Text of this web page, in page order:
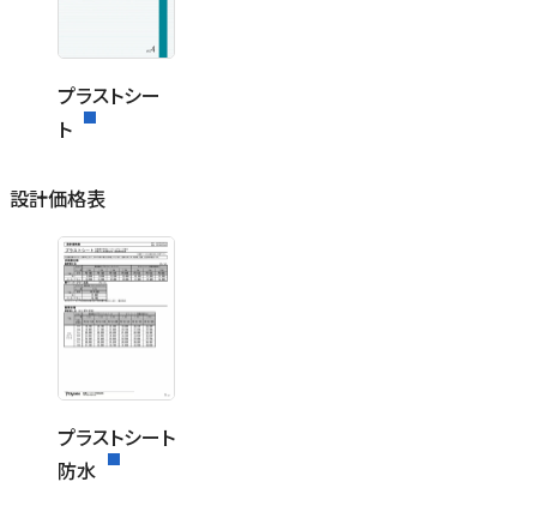
プラストシー
ト
設計価格表
プラストシート
防水